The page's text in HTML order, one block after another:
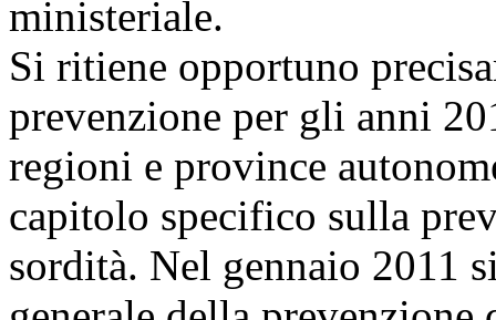
ministeriale.
Si ritiene opportuno
prevenzione per gli anni
regioni e province
capitolo specifico sulla
sordità. Nel gennaio 2011